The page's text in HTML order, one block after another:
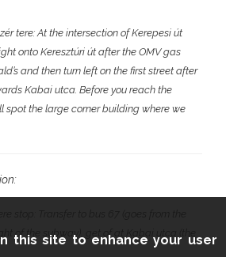
tere: At the intersection of Kerepesi út
onto Keresztúri út after the OMV gas
and then turn left on the first street after
Kabai utca. Before you reach the
spot the large corner building where we
of the subway), get of at Kabai utca (the
this site to enhance your user